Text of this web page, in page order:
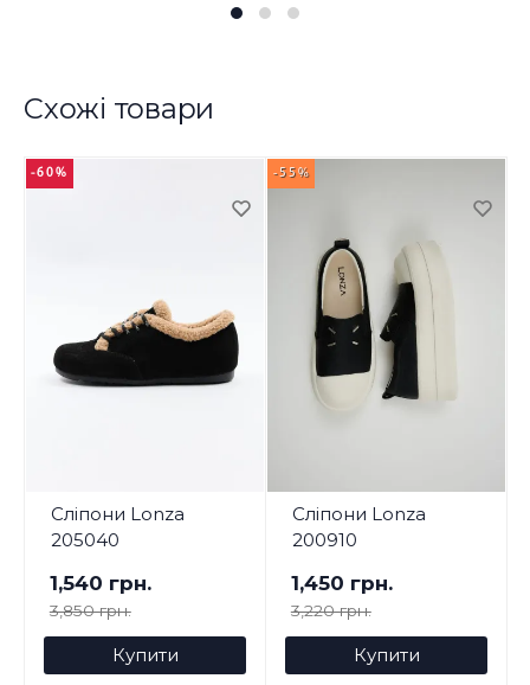
Схожі товари
-60%
Сліпони Lonza
205040
1,540 грн.
3,850 грн.
Купити
-55%
Сліпони Lonza
200910
1,450 грн.
3,220 грн.
Купити